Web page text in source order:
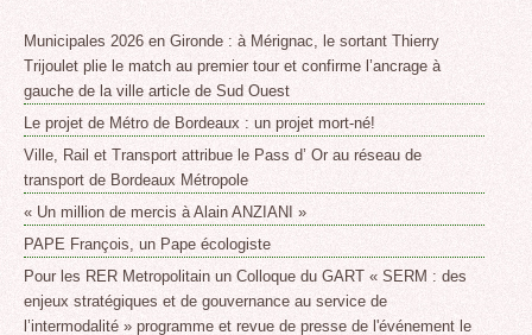
Municipales 2026 en Gironde : à Mérignac, le sortant Thierry
Trijoulet plie le match au premier tour et confirme l’ancrage à
gauche de la ville article de Sud Ouest
Le projet de Métro de Bordeaux : un projet mort-né!
Ville, Rail et Transport attribue le Pass d’ Or au réseau de
transport de Bordeaux Métropole
« Un million de mercis à Alain ANZIANI »
PAPE François, un Pape écologiste
Pour les RER Metropolitain un Colloque du GART « SERM : des
enjeux stratégiques et de gouvernance au service de
l’intermodalité » programme et revue de presse de l'événement le